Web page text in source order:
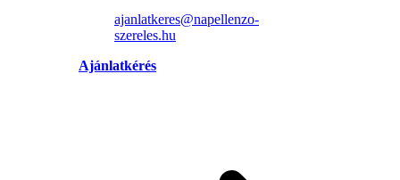
ajanlatkeres@napellenzo-
szereles.hu
Ajánlatkérés